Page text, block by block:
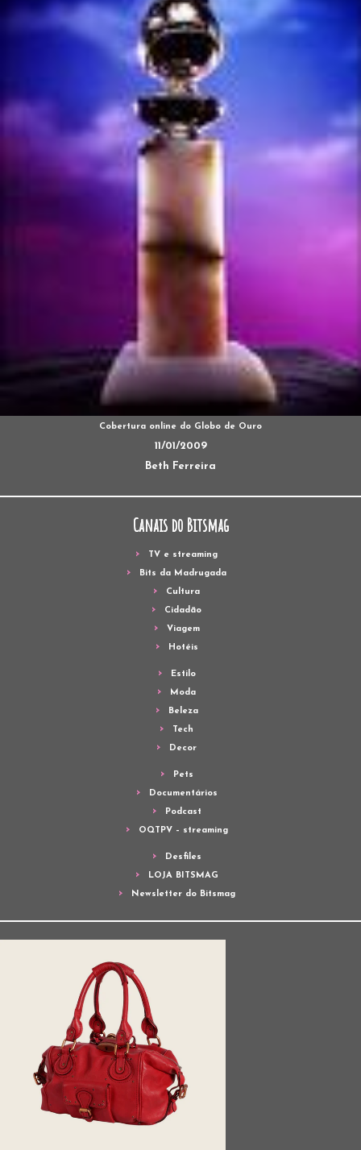
Cobertura online do Globo de Ouro
11/01/2009
Beth Ferreira
Canais do Bitsmag
TV e streaming
Bits da Madrugada
Cultura
Cidadão
Viagem
Hotéis
Estilo
Moda
Beleza
Tech
Decor
Pets
Documentários
Podcast
OQTPV – streaming
Desfiles
LOJA BITSMAG
Newsletter do Bitsmag